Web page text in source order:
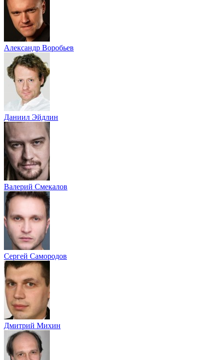
Александр Воробьев
Даниил Эйдлин
Валерий Смекалов
Сергей Самородов
Дмитрий Михин